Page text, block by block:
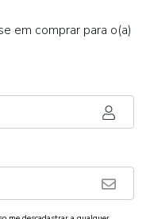
em comprar para o(a)